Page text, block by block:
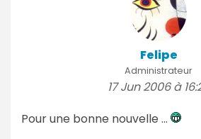
Felipe
Administrateur
17 Jun 2006 à
Pour une bonne nouvelle ...